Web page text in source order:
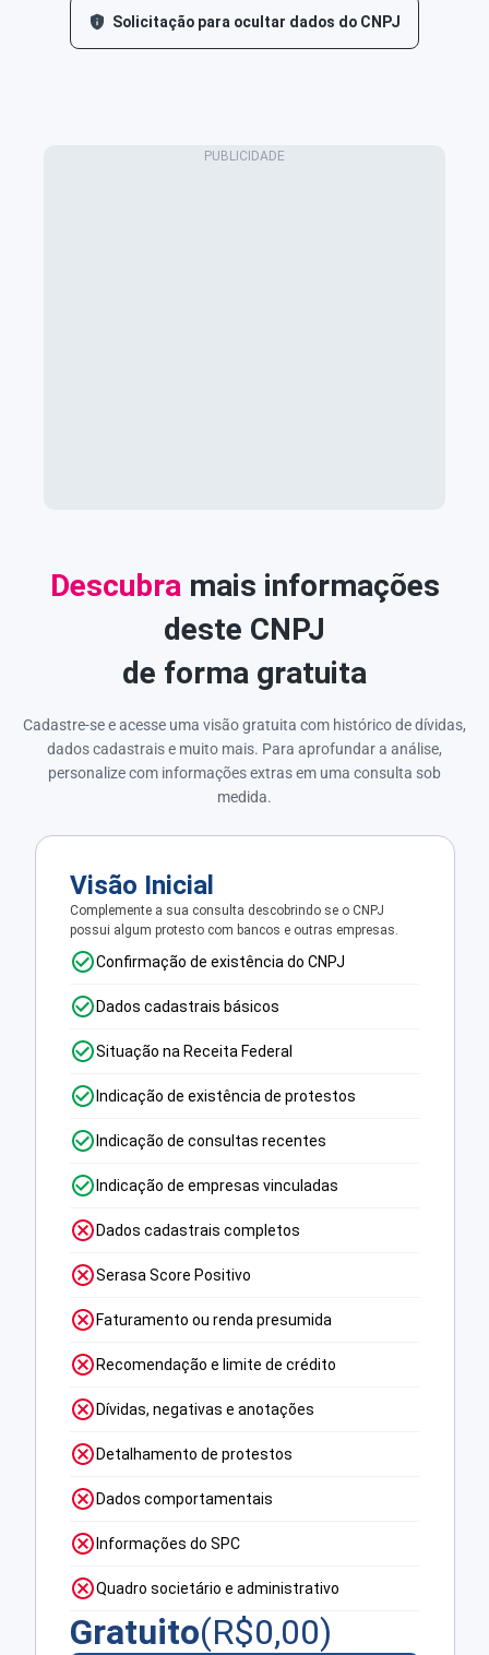
Solicitação para ocultar dados do CNPJ
Descubra mais informações
deste CNPJ
de forma gratuita
Cadastre-se e acesse uma visão gratuita com histórico de dívidas,
dados cadastrais e muito mais. Para aprofundar a análise,
personalize com informações extras em uma consulta sob
medida.
Visão Inicial
Complemente a sua consulta descobrindo se o CNPJ
possui algum protesto com bancos e outras empresas.
Confirmação de existência do CNPJ
Dados cadastrais básicos
Situação na Receita Federal
Indicação de existência de protestos
Indicação de consultas recentes
Indicação de empresas vinculadas
Dados cadastrais completos
Serasa Score Positivo
Faturamento ou renda presumida
Recomendação e limite de crédito
Dívidas, negativas e anotações
Detalhamento de protestos
Dados comportamentais
Informações do SPC
Quadro societário e administrativo
Gratuito(R$0,00)